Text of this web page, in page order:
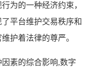
为的一种经济约束，
平台维护交易秩序和
护着法律的尊严。
素的综合影响,数字